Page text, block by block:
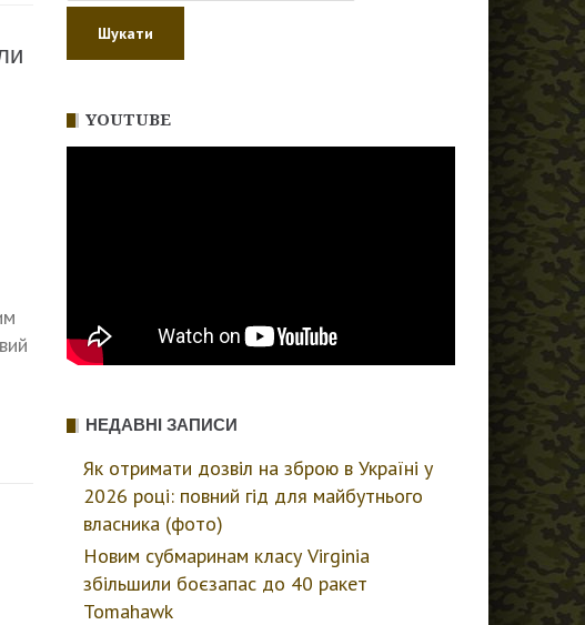
YOUTUBE
НЕДАВНІ ЗАПИСИ
Як отримати дозвіл на зброю в Україні у
2026 році: повний гід для майбутнього
власника (фото)
Новим субмаринам класу Virginia
збільшили боєзапас до 40 ракет
Tomahawk